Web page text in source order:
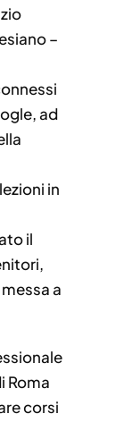
–
ad
in
il
a
Roma
corsi